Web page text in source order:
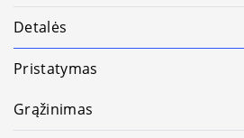
Detalės
Pristatymas
Grąžinimas